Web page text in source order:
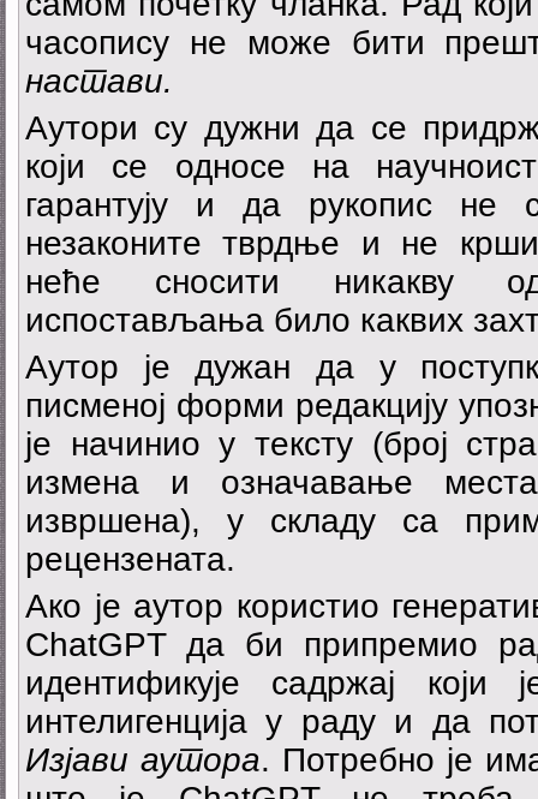
часопису не може бити
настави.
Аутори су дужни да се
који се односе на
гарантују и да рукопис не
незаконите тврдње и не
неће сносити никакву
испостављања било каквих
Аутор је дужан да у
писменој форми редакцију
је начинио у тексту (број
измена и означавање
извршена), у складу са
рецензената.
Ако је аутор користио
ChatGPT да би припремио
идентификује садржај који
интелигенција у раду и да
Изјави аутора. Потребно је